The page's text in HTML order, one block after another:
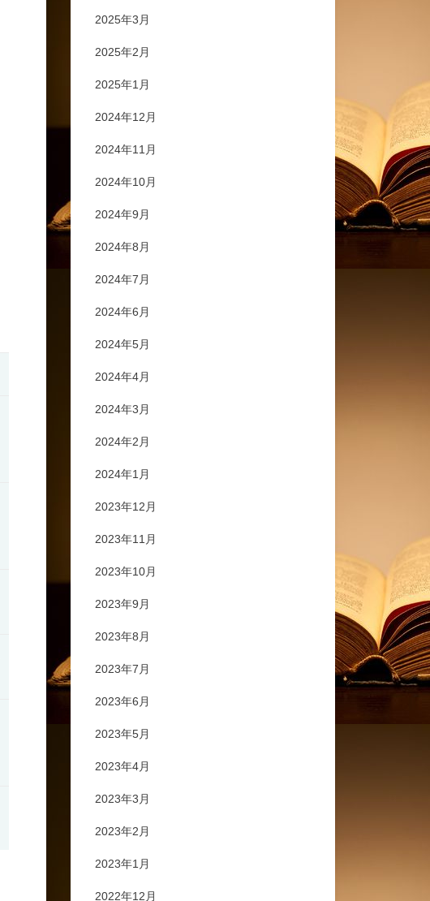
2025年3月
2025年2月
2025年1月
2024年12月
2024年11月
2024年10月
2024年9月
2024年8月
2024年7月
2024年6月
2024年5月
2024年4月
2024年3月
2024年2月
2024年1月
2023年12月
2023年11月
2023年10月
2023年9月
2023年8月
2023年7月
2023年6月
2023年5月
2023年4月
2023年3月
2023年2月
2023年1月
2022年12月